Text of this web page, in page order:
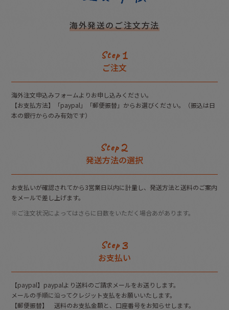
海外発送のご注文方法
ご注文
海外注文申込みフォームよりお申し込みください。
【お支払方法】「paypal」「郵便振替」からお選びください。（振込は日
本の銀行からのみ有効です）
発送方法の選択
お支払いが確認されてから3営業日以内に計量し、発送方法と送料のご案内
をメールで差し上げます。
※ご注文状況によってはさらに日数をいただく場合あがあります。
お支払い
【paypal】paypalより送料のご請求メールをお送りします。
メールの手順に沿ってクレジット支払をお願いいたします。
【郵便振替】 送料のお支払金額と、口座番号をお知らせします。